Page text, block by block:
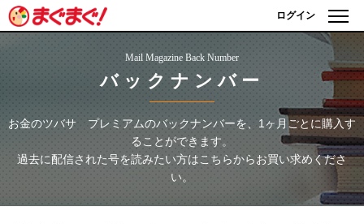
ログイン
Mail Magazine Back Number
バックナンバー
お金のツバサ プレミアムのバックナンバーを、1ヶ月ごとに購入す
ることができます。
過去に配信された号を読みたい方はこちらからお買い求めくださ
い。